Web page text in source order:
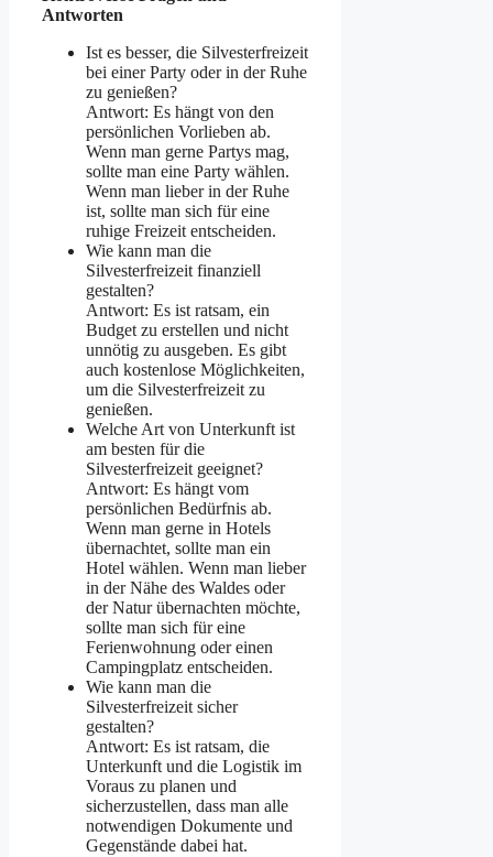
Antworten
Ist es besser, die Silvesterfreizeit
bei einer Party oder in der Ruhe
zu genießen?
Antwort: Es hängt von den
persönlichen Vorlieben ab.
Wenn man gerne Partys mag,
sollte man eine Party wählen.
Wenn man lieber in der Ruhe
ist, sollte man sich für eine
ruhige Freizeit entscheiden.
Wie kann man die
Silvesterfreizeit finanziell
gestalten?
Antwort: Es ist ratsam, ein
Budget zu erstellen und nicht
unnötig zu ausgeben. Es gibt
auch kostenlose Möglichkeiten,
um die Silvesterfreizeit zu
genießen.
Welche Art von Unterkunft ist
am besten für die
Silvesterfreizeit geeignet?
Antwort: Es hängt vom
persönlichen Bedürfnis ab.
Wenn man gerne in Hotels
übernachtet, sollte man ein
Hotel wählen. Wenn man lieber
in der Nähe des Waldes oder
der Natur übernachten möchte,
sollte man sich für eine
Ferienwohnung oder einen
Campingplatz entscheiden.
Wie kann man die
Silvesterfreizeit sicher
gestalten?
Antwort: Es ist ratsam, die
Unterkunft und die Logistik im
Voraus zu planen und
sicherzustellen, dass man alle
notwendigen Dokumente und
Gegenstände dabei hat.